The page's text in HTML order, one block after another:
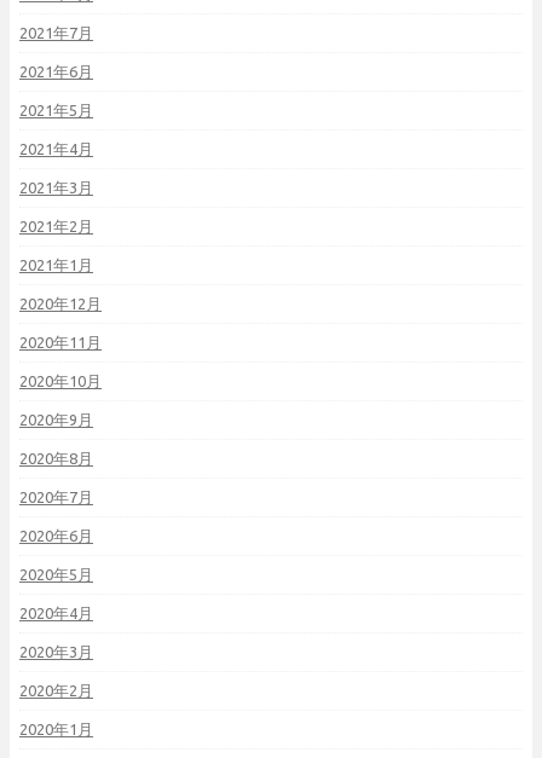
2021年7月
2021年6月
2021年5月
2021年4月
2021年3月
2021年2月
2021年1月
2020年12月
2020年11月
2020年10月
2020年9月
2020年8月
2020年7月
2020年6月
2020年5月
2020年4月
2020年3月
2020年2月
2020年1月